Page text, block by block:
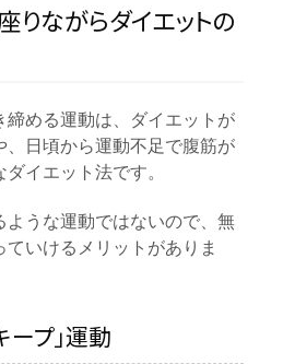
りながらダイエットの
締める運動は、ダイエットが
、日頃から運動不足で腹筋が
イエット法です。
ような運動ではないので、無
いけるメリットがありま
プ」運動